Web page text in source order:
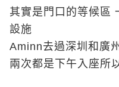
其實是門口的等候區
設施
Aminn去過深圳和廣
兩次都是下午入座所